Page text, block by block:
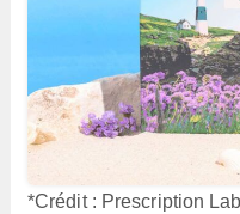
*Crédit : Prescription Lab